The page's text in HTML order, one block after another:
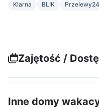
Klarna BLIK Przelewy24
Zajętość /
Inne domy